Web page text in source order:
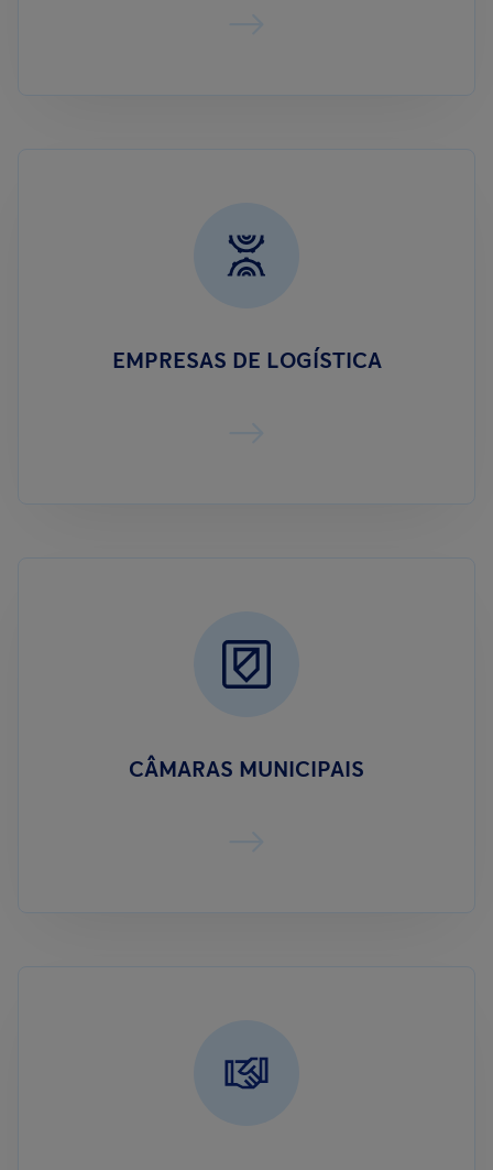
EMPRESAS DE LOGÍSTICA
CÂMARAS MUNICIPAIS